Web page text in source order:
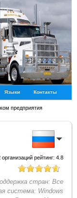
Языки Контакты
предприятия
организаций рейтинг: 4.8
стран: Все
система: Windows